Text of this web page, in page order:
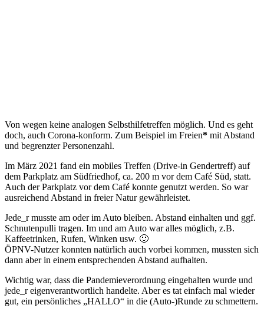
Von wegen keine analogen Selbsthilfetreffen möglich. Und es geht
doch, auch Corona-konform. Zum Beispiel im Freien* mit Abstand
und begrenzter Personenzahl.
Im März 2021 fand ein mobiles Treffen (Drive-in Gendertreff) auf
dem Parkplatz am Südfriedhof, ca. 200 m vor dem Café Süd, statt.
Auch der Parkplatz vor dem Café konnte genutzt werden. So war
ausreichend Abstand in freier Natur gewährleistet.
Jede_r musste am oder im Auto bleiben. Abstand einhalten und ggf.
Schnutenpulli tragen. Im und am Auto war alles möglich, z.B.
Kaffeetrinken, Rufen, Winken usw. 🙂
ÖPNV-Nutzer konnten natürlich auch vorbei kommen, mussten sich
dann aber in einem entsprechenden Abstand aufhalten.
Wichtig war, dass die Pandemieverordnung eingehalten wurde und
jede_r eigenverantwortlich handelte. Aber es tat einfach mal wieder
gut, ein persönliches „HALLO“ in die (Auto-)Runde zu schmettern.